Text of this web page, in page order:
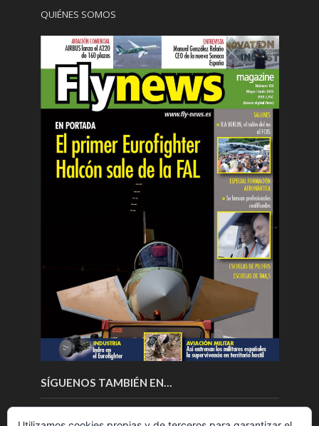
QUIÉNES SOMOS
SÍGUENOS TAMBIÉN EN…